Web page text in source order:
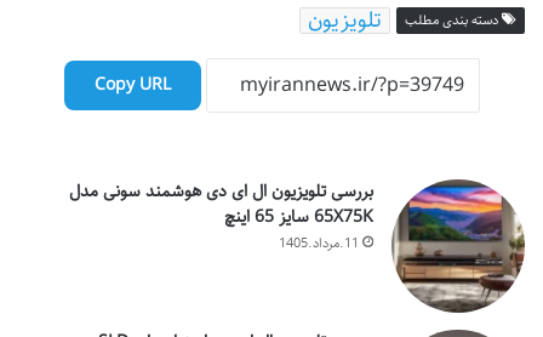
دسته بندی مطلب تلویزیون
Copy URL
بررسی تلویزیون ال ای دی هوشمند سونی مدل
65X75K سایز 65 اینچ
11.مرداد.1405